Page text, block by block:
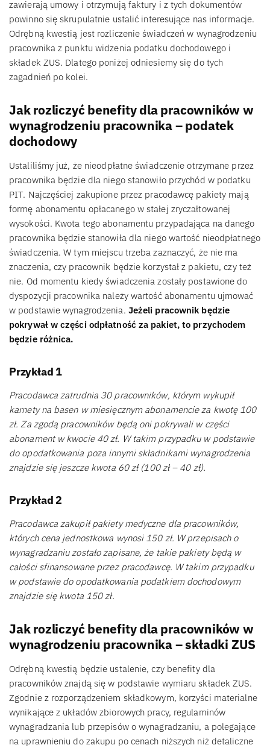
zawierają umowy i otrzymują faktury i z tych dokumentów
powinno się skrupulatnie ustalić interesujące nas informacje.
Odrębną kwestią jest rozliczenie świadczeń w wynagrodzeniu
pracownika z punktu widzenia podatku dochodowego i
składek ZUS. Dlatego poniżej odniesiemy się do tych
zagadnień po kolei.
Jak rozliczyć benefity dla pracowników w
wynagrodzeniu pracownika – podatek
dochodowy
Ustaliliśmy już, że nieodpłatne świadczenie otrzymane przez
pracownika będzie dla niego stanowiło przychód w podatku
PIT. Najczęściej zakupione przez pracodawcę pakiety mają
formę abonamentu opłacanego w stałej zryczałtowanej
wysokości. Kwota tego abonamentu przypadająca na danego
pracownika będzie stanowiła dla niego wartość nieodpłatnego
świadczenia. W tym miejscu trzeba zaznaczyć, że nie ma
znaczenia, czy pracownik będzie korzystał z pakietu, czy też
nie. Od momentu kiedy świadczenia zostały postawione do
dyspozycji pracownika należy wartość abonamentu ujmować
w podstawie wynagrodzenia. Jeżeli pracownik będzie
pokrywał w części odpłatność za pakiet, to przychodem
będzie różnica.
Przykład 1
Pracodawca zatrudnia 30 pracowników, którym wykupił
karnety na basen w miesięcznym abonamencie za kwotę 100
zł. Za zgodą pracowników będą oni pokrywali w części
abonament w kwocie 40 zł. W takim przypadku w podstawie
do opodatkowania poza innymi składnikami wynagrodzenia
znajdzie się jeszcze kwota 60 zł (100 zł – 40 zł).
Przykład 2
Pracodawca zakupił pakiety medyczne dla pracowników,
których cena jednostkowa wynosi 150 zł. W przepisach o
wynagradzaniu zostało zapisane, że takie pakiety będą w
całości sfinansowane przez pracodawcę. W takim przypadku
w podstawie do opodatkowania podatkiem dochodowym
znajdzie się kwota 150 zł.
Jak rozliczyć benefity dla pracowników w
wynagrodzeniu pracownika – składki ZUS
Odrębną kwestią będzie ustalenie, czy benefity dla
pracowników znajdą się w podstawie wymiaru składek ZUS.
Zgodnie z rozporządzeniem składkowym, korzyści materialne
wynikające z układów zbiorowych pracy, regulaminów
wynagradzania lub przepisów o wynagradzaniu, a polegające
na uprawnieniu do zakupu po cenach niższych niż detaliczne